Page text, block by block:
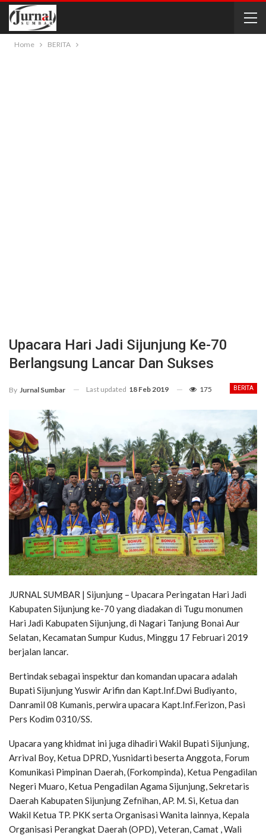
Home BERITA
Upacara Hari Jadi Sijunjung Ke-70
Berlangsung Lancar Dan Sukses
BERITA
By Jurnal Sumbar Last updated 18 Feb 2019 175
JURNAL SUMBAR | Sijunjung – Upacara Peringatan Hari Jadi
Kabupaten Sijunjung ke-70 yang diadakan di Tugu monumen
Hari Jadi Kabupaten Sijunjung, di Nagari Tanjung Bonai Aur
Selatan, Kecamatan Sumpur Kudus, Minggu 17 Februari 2019
berjalan lancar.
Bertindak sebagai inspektur dan komandan upacara adalah
Bupati Sijunjung Yuswir Arifin dan Kapt.Inf.Dwi Budiyanto,
Danramil 08 Kumanis, perwira upacara Kapt.Inf.Ferizon, Pasi
Pers Kodim 0310/SS.
Upacara yang khidmat ini juga dihadiri Wakil Bupati Sijunjung,
Arrival Boy, Ketua DPRD, Yusnidarti beserta Anggota, Forum
Komunikasi Pimpinan Daerah, (Forkompinda), Ketua Pengadilan
Negeri Muaro, Ketua Pengadilan Agama Sijunjung, Sekretaris
Daerah Kabupaten Sijunjung Zefnihan, AP. M. Si, Ketua dan
Wakil Ketua TP. PKK serta Organisasi Wanita lainnya, Kepala
Organisasi Perangkat Daerah (OPD), Veteran, Camat , Wali